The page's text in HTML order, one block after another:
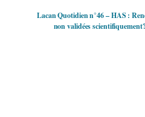
Lacan Quotidien n°46 – HAS :
non validées